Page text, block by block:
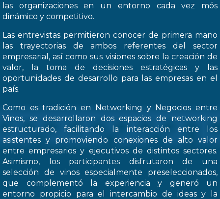
las organizaciones en un entorno cada vez mós
dinámico y competitivo.
Las entrevistas permitieron conocer de primera mano
las trayectorias de ambos referentes del sector
empresarial, así como sus visiones sobre la creación de
valor, la toma de decisiones estratégicas y las
oportunidades de desarrollo para las empresas en el
país.
Como es tradición en Networking y Negocios entre
Vinos, se desarrollaron dos espacios de networking
estructurado, facilitando la interacción entre los
asistentes y promoviendo conexiones de alto valor
entre empresarios y ejecutivos de distintos sectores.
Asimismo, los participantes disfrutaron de una
selección de vinos especialmente preseleccionados,
que complementó la experiencia y generó un
entorno propicio para el intercambio de ideas y la